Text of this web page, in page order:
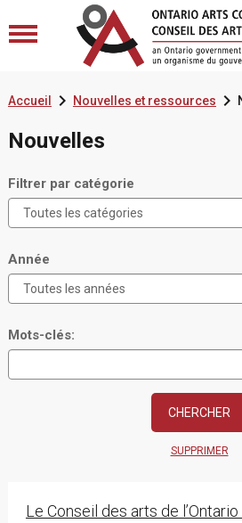
Accueil  Nouvelles et ressources
Nouvelles
Filtrer par catégorie
Année
Mots-clés:
SUPPRIMER
Le Conseil des arts de